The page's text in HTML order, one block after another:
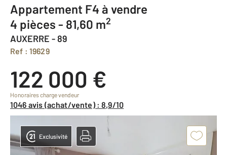
Appartement F4 à vendre
4 pièces - 81,60 m2
AUXERRE - 89
Ref : 19629
122 000 €
Honoraires charge vendeur
1046 avis (achat/vente) : 8,9/10
Exclusivité